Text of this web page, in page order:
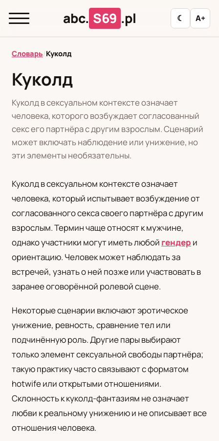
abc. S69 .pl ☾ A+
Л
М Н О П Р С Т
У
Ф
Ц Ш Э
Polski
RU
Русский
Українська
Словарь/Куколд
Куколд
Куколд в сексуальном контексте означает
человека, которого возбуждает согласованный
секс его партнёра с другим взрослым. Сценарий
может включать наблюдение или унижение, но
эти элементы необязательны.
Куколд в сексуальном контексте означает
человека, который испытывает возбуждение от
согласованного секса своего партнёра с другим
взрослым. Термин чаще относят к мужчине,
однако участники могут иметь любой гендер и
ориентацию. Человек может наблюдать за
встречей, узнать о ней позже или участвовать в
заранее оговорённой ролевой сцене.
Некоторые сценарии включают эротическое
унижение, ревность, сравнение тел или
подчинённую роль. Другие пары выбирают
только элемент сексуальной свободы партнёра;
такую практику часто связывают с форматом
hotwife или открытыми отношениями.
Склонность к куколд-фантазиям не означает
любви к реальному унижению и не описывает все
отношения человека.